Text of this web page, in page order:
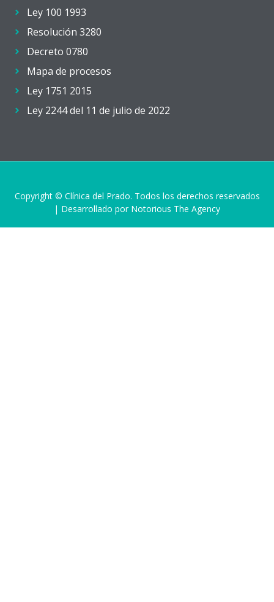
Ley 100 1993
Resolución 3280
Decreto 0780
Mapa de procesos
Ley 1751 2015
Ley 2244 del 11 de julio de 2022
Copyright © Clínica del Prado. Todos los derechos reservados
| Desarrollado por Notorious The Agency